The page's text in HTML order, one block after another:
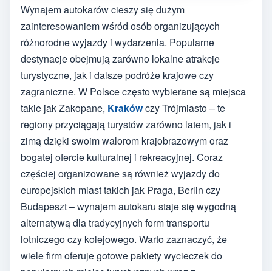
Wynajem autokarów cieszy się dużym
zainteresowaniem wśród osób organizujących
różnorodne wyjazdy i wydarzenia. Popularne
destynacje obejmują zarówno lokalne atrakcje
turystyczne, jak i dalsze podróże krajowe czy
zagraniczne. W Polsce często wybierane są miejsca
takie jak Zakopane, Krakówczy Trójmiasto – te
regiony przyciągają turystów zarówno latem, jak i
zimą dzięki swoim walorom krajobrazowym oraz
bogatej ofercie kulturalnej i rekreacyjnej. Coraz
częściej organizowane są również wyjazdy do
europejskich miast takich jak Praga, Berlin czy
Budapeszt – wynajem autokaru staje się wygodną
alternatywą dla tradycyjnych form transportu
lotniczego czy kolejowego. Warto zaznaczyć, że
wiele firm oferuje gotowe pakiety wycieczek do